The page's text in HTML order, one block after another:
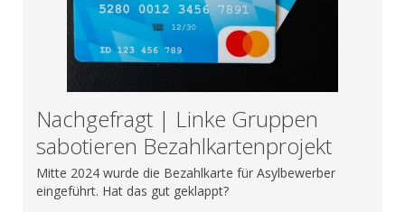
Nachgefragt | Linke Gruppen
sabotieren Bezahlkartenprojekt
Mitte 2024 wurde die Bezahlkarte für Asylbewerber
eingeführt. Hat das gut geklappt?